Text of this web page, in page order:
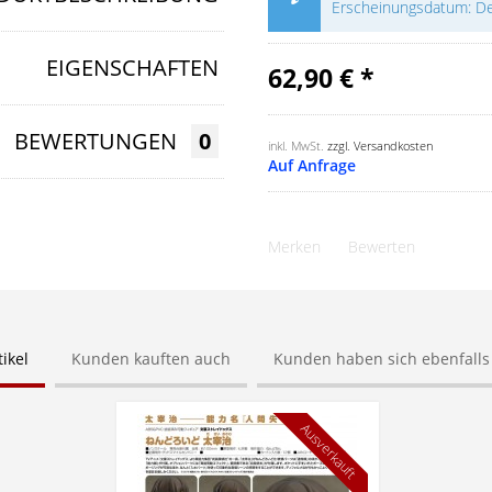
Erscheinungsdatum:
62,90 € *
inkl. MwSt. zzgl. Versandkosten
Auf Anfrage
Merken Bewerten
EIGENSCHAFTEN
BEWERTUNGEN 0
Kunden kauften auch Kunden haben sich
Ausverkauft